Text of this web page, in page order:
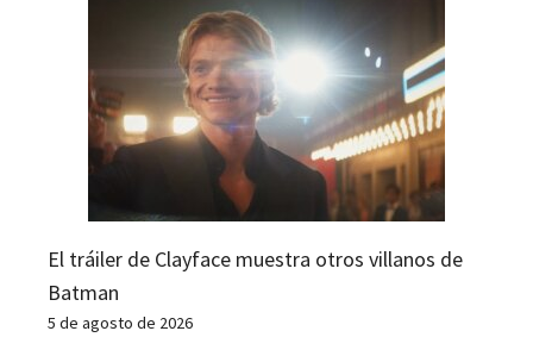
El tráiler de Clayface muestra otros villanos de
Batman
5 de agosto de 2026